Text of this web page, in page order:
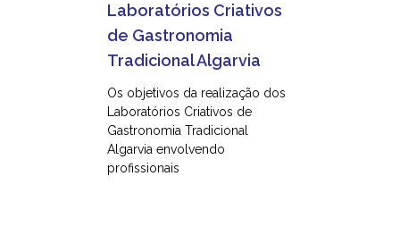
Laboratórios Criativos
de Gastronomia
Tradicional Algarvia
Os objetivos da realização dos
Laboratórios Criativos de
Gastronomia Tradicional
Algarvia envolvendo
profissionais